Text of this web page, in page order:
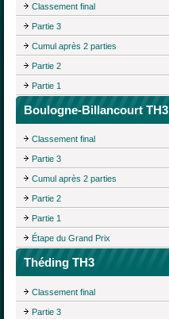
Classement final
Partie 3
Cumul après 2 parties
Partie 2
Partie 1
Boulogne-Billancourt TH3
Classement final
Partie 3
Cumul après 2 parties
Partie 2
Partie 1
Étape du Grand Prix
Théding TH3
Classement final
Partie 3